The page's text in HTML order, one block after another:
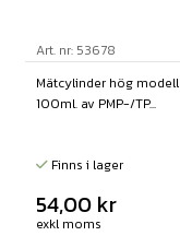
Art. nr: 53678
Mätcylinder hög modell
100ml. av PMP-/TP...
Finns i lager
54,00 kr
exkl moms